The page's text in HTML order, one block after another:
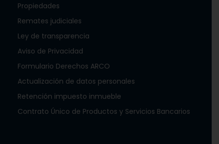
Propiedades
Remates judiciales
Ley de transparencia
Aviso de Privacidad
Formulario Derechos ARCO
Actualización de datos personales
Retención impuesto inmueble
Contrato Único de Productos y Servicios Bancarios